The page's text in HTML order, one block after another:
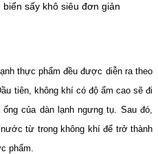
sấy khô siêu đơn giản
thực phẩm đều được diễn ra theo
tiên, không khí có độ ẩm cao sẽ đi
của dàn lạnh ngưng tụ. Sau đó,
từ trong không khí để trở thành
phẩm.